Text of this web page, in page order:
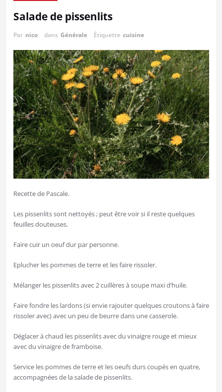
Salade de pissenlits
Par nico dans Générale Étiquette cuisine
Recette de Pascale.
Les pissenlits sont nettoyés ; peut être voir si il reste quelques
feuilles douteuses.
Faire cuir un oeuf dur par personne.
Eplucher les pommes de terre et les faire rissoler.
Mélanger les pissenlits avec 2 cuillères à soupe maxi d’huile.
Faire fondre les lardons (si envie rajouter quelques croutons à faire
rissoler avec) avec un peu de beurre dans une casserole.
Déglacer à chaud les pissenlits avec du vinaigre rouge et mieux
avec du vinaigre de framboise.
Service les pommes de terre et les oeufs durs coupés en quatre,
accompagnées de la salade de pissenlits.